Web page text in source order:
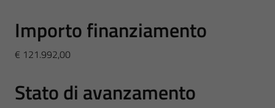
Importo finanziamento
€ 121.992,00
Stato di avanzamento